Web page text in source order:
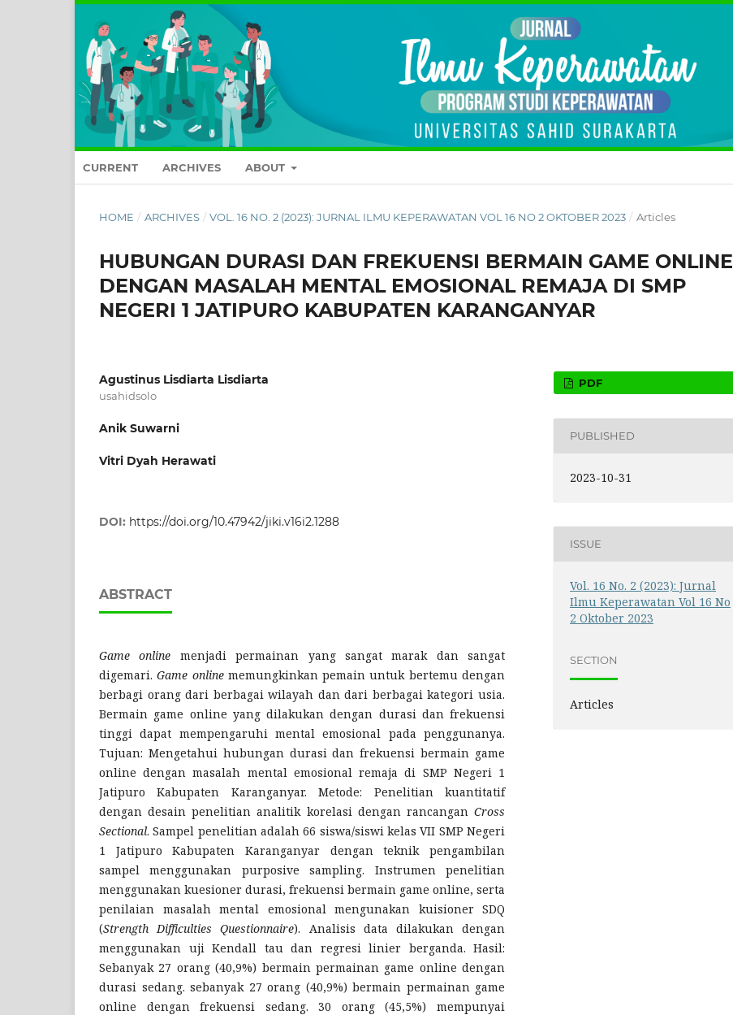
CURRENT ARCHIVES ABOUT
HOME / ARCHIVES / VOL. 16 NO. 2 (2023): JURNAL ILMU KEPERAWATAN VOL 16 NO 2 OKTOBER 2023 / Articles
HUBUNGAN DURASI DAN FREKUENSI BERMAIN GAME ONLINE
DENGAN MASALAH MENTAL EMOSIONAL REMAJA DI SMP
NEGERI 1 JATIPURO KABUPATEN KARANGANYAR
Agustinus Lisdiarta Lisdiarta
usahidsolo
Anik Suwarni
Vitri Dyah Herawati
DOI: https://doi.org/10.47942/jiki.v16i2.1288
ABSTRACT
Game online menjadi permainan yang sangat marak dan sangat
digemari.Game onlinememungkinkan pemain untuk bertemu dengan
berbagi orang dari berbagai wilayah dan dari berbagai kategori usia.
Bermain game online yang dilakukan dengan durasi dan frekuensi
tinggi dapat mempengaruhi mental emosional pada penggunanya.
Tujuan: Mengetahui hubungan durasi dan frekuensi bermain game
online dengan masalah mental emosional remaja di SMP Negeri 1
Jatipuro Kabupaten Karanganyar. Metode: Penelitian kuantitatif
dengan desain penelitian analitik korelasi dengan rancangan Cross
Sectional. Sampel penelitian adalah 66 siswa/siswi kelas VII SMP Negeri
1 Jatipuro Kabupaten Karanganyar dengan teknik pengambilan
sampel menggunakan purposive sampling. Instrumen penelitian
menggunakan kuesioner durasi, frekuensi bermain game online, serta
penilaian masalah mental emosional mengunakan kuisioner SDQ
(Strength Difficulties Questionnaire). Analisis data dilakukan dengan
menggunakan uji Kendall tau dan regresi linier berganda. Hasil:
Sebanyak 27 orang (40,9%) bermain permainan game online dengan
durasi sedang. sebanyak 27 orang (40,9%) bermain permainan game
online dengan frekuensi sedang. 30 orang (45,5%) mempunyai
PDF
PUBLISHED
2023-10-31
ISSUE
Vol. 16 No. 2 (2023): Jurnal
Ilmu Keperawatan Vol 16 No
2 Oktober 2023
SECTION
Articles